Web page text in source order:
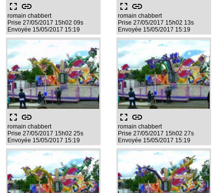
fullscreen link
romain chabbert
Prise 27/05/2017 15h02 09s
Envoyée 15/05/2017 15:19
fullscreen link
romain chabbert
Prise 27/05/2017 15h02 13s
Envoyée 15/05/2017 15:19
fullscreen link
romain chabbert
Prise 27/05/2017 15h02 25s
Envoyée 15/05/2017 15:19
fullscreen link
romain chabbert
Prise 27/05/2017 15h02 27s
Envoyée 15/05/2017 15:19